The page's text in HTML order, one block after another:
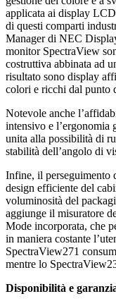
applicata ai display
di questi comparti
Manager di NEC
monitor SpectraView
costruttiva abbinata ad
risultato sono display
colori e ricchi dal punto
Notevole anche
intensivo e l’ergonomia
unita alla possibilità di
stabilità dell’angolo di
Infine, il perseguimento
design efficiente del
voluminosità del
aggiunge il misuratore
Mode incorporata, che
in maniera costante
SpectraView271
mentre lo
Disponibilità e